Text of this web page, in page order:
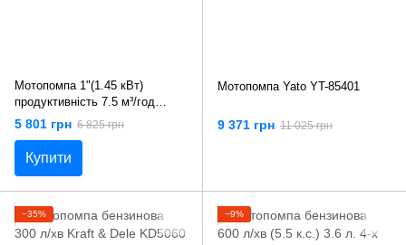
Мотопомпа 1"(1.45 кВт)
продуктивність 7.5 м³/год
(висота/глибина 21/8 м) Yato
YT-85420
5 801 грн 6 825 грн
Купити
Мотопомпа Yato YT-85401
9 371 грн 11 025 грн
−35% −9%